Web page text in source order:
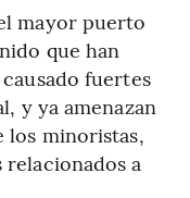
mayor puerto
que han
fuertes
y ya amenazan
los minoristas,
a